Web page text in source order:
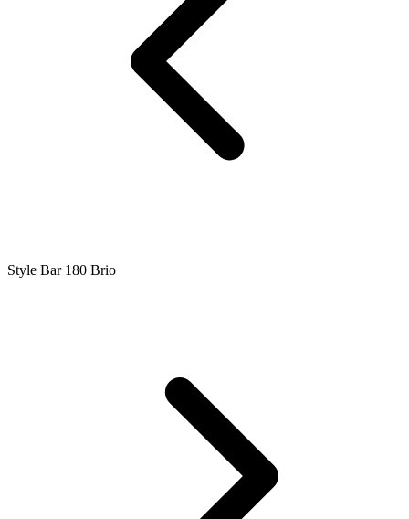
Style Bar 180 Brio